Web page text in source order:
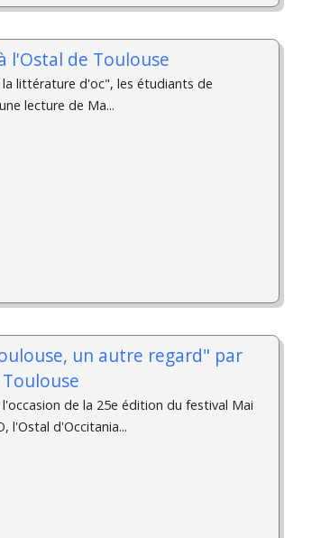
l'Ostal de Toulouse
littérature d'oc", les étudiants de
lecture de Ma...
un autre regard" par
de la 25e édition du festival Mai
l'Ostal d'Occitania...